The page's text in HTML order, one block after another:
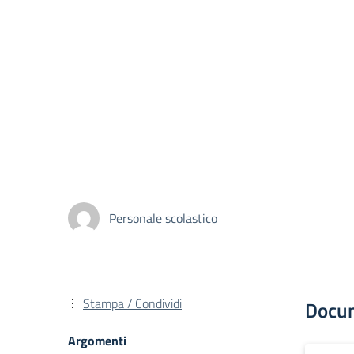
Personale scolastico
Stampa / Condividi
Argomenti